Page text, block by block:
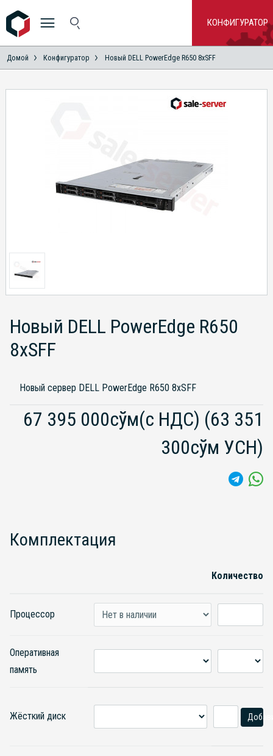
КОНФИГУРАТОР
Домой Конфигуратор Новый DELL PowerEdge R650 8xSFF
Новый DELL PowerEdge R650
8xSFF
Новый сервер DELL PowerEdge R650 8xSFF
67 395 000сўм(с НДС) (63 351
300сўм УСН)
Комплектация
Количество
Процессор
Оперативная
память
Жёсткий диск